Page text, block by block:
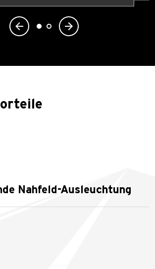
Nahfeld-Ausleuchtung